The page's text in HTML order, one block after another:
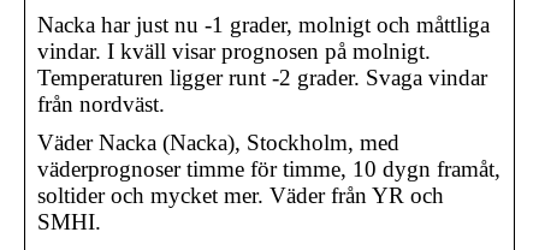
Nacka har just nu -1 grader, molnigt och måttliga
vindar. I kväll visar prognosen på molnigt.
Temperaturen ligger runt -2 grader. Svaga vindar
från nordväst.
Väder Nacka (Nacka), Stockholm, med
väderprognoser timme för timme, 10 dygn framåt,
soltider och mycket mer. Väder från YR och
SMHI.